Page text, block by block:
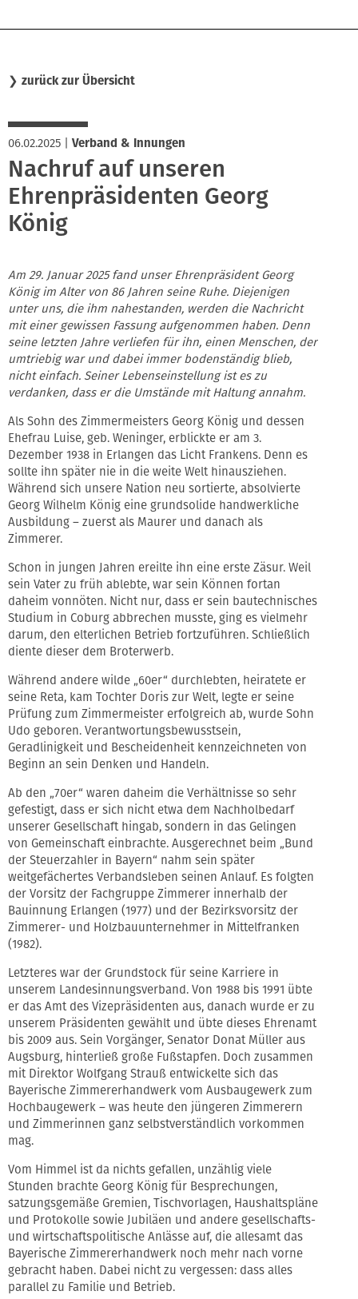
❯ zurück zur Übersicht
06.02.2025 Verband & Innungen
Nachruf auf unseren
Ehrenpräsidenten Georg
König
Am 29. Januar 2025 fand unser Ehrenpräsident Georg
König im Alter von 86 Jahren seine Ruhe. Diejenigen
unter uns, die ihm nahestanden, werden die Nachricht
mit einer gewissen Fassung aufgenommen haben. Denn
seine letzten Jahre verliefen für ihn, einen Menschen, der
umtriebig war und dabei immer bodenständig blieb,
nicht einfach. Seiner Lebenseinstellung ist es zu
verdanken, dass er die Umstände mit Haltung annahm.
Als Sohn des Zimmermeisters Georg König und dessen
Ehefrau Luise, geb. Weninger, erblickte er am 3.
Dezember 1938 in Erlangen das Licht Frankens. Denn es
sollte ihn später nie in die weite Welt hinausziehen.
Während sich unsere Nation neu sortierte, absolvierte
Georg Wilhelm König eine grundsolide handwerkliche
Ausbildung – zuerst als Maurer und danach als
Zimmerer.
Schon in jungen Jahren ereilte ihn eine erste Zäsur. Weil
sein Vater zu früh ablebte, war sein Können fortan
daheim vonnöten. Nicht nur, dass er sein bautechnisches
Studium in Coburg abbrechen musste, ging es vielmehr
darum, den elterlichen Betrieb fortzuführen. Schließlich
diente dieser dem Broterwerb.
Während andere wilde „60er“ durchlebten, heiratete er
seine Reta, kam Tochter Doris zur Welt, legte er seine
Prüfung zum Zimmermeister erfolgreich ab, wurde Sohn
Udo geboren. Verantwortungsbewusstsein,
Geradlinigkeit und Bescheidenheit kennzeichneten von
Beginn an sein Denken und Handeln.
Ab den „70er“ waren daheim die Verhältnisse so sehr
gefestigt, dass er sich nicht etwa dem Nachholbedarf
unserer Gesellschaft hingab, sondern in das Gelingen
von Gemeinschaft einbrachte. Ausgerechnet beim „Bund
der Steuerzahler in Bayern“ nahm sein später
weitgefächertes Verbandsleben seinen Anlauf. Es folgten
der Vorsitz der Fachgruppe Zimmerer innerhalb der
Bauinnung Erlangen (1977) und der Bezirksvorsitz der
Zimmerer- und Holzbauunternehmer in Mittelfranken
(1982).
Letzteres war der Grundstock für seine Karriere in
unserem Landesinnungsverband. Von 1988 bis 1991 übte
er das Amt des Vizepräsidenten aus, danach wurde er zu
unserem Präsidenten gewählt und übte dieses Ehrenamt
bis 2009 aus. Sein Vorgänger, Senator Donat Müller aus
Augsburg, hinterließ große Fußstapfen. Doch zusammen
mit Direktor Wolfgang Strauß entwickelte sich das
Bayerische Zimmererhandwerk vom Ausbaugewerk zum
Hochbaugewerk – was heute den jüngeren Zimmerern
und Zimmerinnen ganz selbstverständlich vorkommen
mag.
Vom Himmel ist da nichts gefallen, unzählig viele
Stunden brachte Georg König für Besprechungen,
satzungsgemäße Gremien, Tischvorlagen, Haushaltspläne
und Protokolle sowie Jubiläen und andere gesellschafts-
und wirtschaftspolitische Anlässe auf, die allesamt das
Bayerische Zimmererhandwerk noch mehr nach vorne
gebracht haben. Dabei nicht zu vergessen: dass alles
parallel zu Familie und Betrieb.